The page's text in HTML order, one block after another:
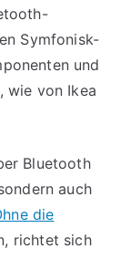
Symfonisk-
und
wie von Ikea
Bluetooth
auch
die
richtet sich